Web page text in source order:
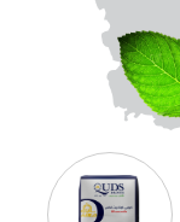
القدس شركات دهانات في الاردن
في الأردن, تكلفة دهان غرفة,
الدهان في الاردن, دهانات الاردن,
الدهانات أفضل انواع الدهانات
معجونة معجون الجدران الداخلية